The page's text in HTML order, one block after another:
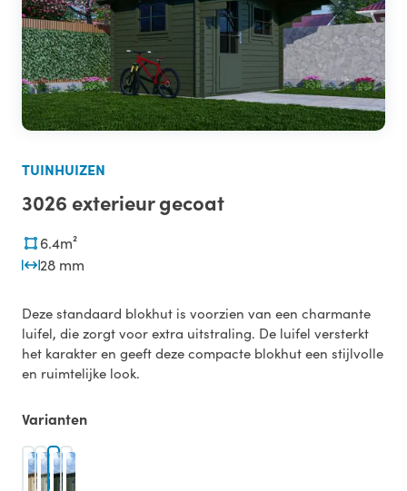
TUINHUIZEN
3026 exterieur gecoat
6.4m²
28 mm
Deze standaard blokhut is voorzien van een charmante
luifel, die zorgt voor extra uitstraling. De luifel versterkt
het karakter en geeft deze compacte blokhut een stijlvolle
en ruimtelijke look.
Varianten